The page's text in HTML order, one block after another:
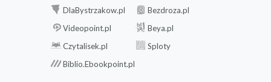
DlaBystrzakow.pl
Bezdroza.pl
Videopoint.pl
Beya.pl
Czytalisek.pl
Sploty
Biblio.Ebookpoint.pl